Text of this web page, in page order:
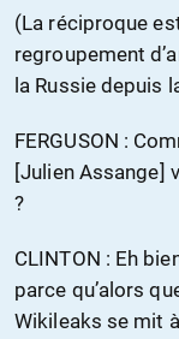
(La réciproque
regroupement
la Russie depuis
FERGUSON :
[Julien Assange]
?
CLINTON : Eh
parce qu’alors
Wikileaks se mit